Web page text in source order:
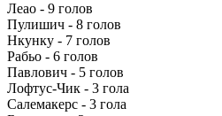
Леао - 9 голов
Пулишич - 8 голов
Нкунку - 7 голов
Рабьо - 6 голов
Павлович - 5 голов
Лофтус-Чик - 3 гола
Салемакерс - 3 гола